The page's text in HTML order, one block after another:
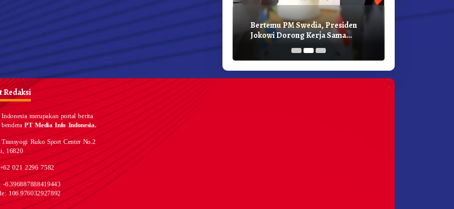
Bertemu PM Swedia, Presiden
Jokowi Dorong Kerja Sama
Pembangunan Hijau
Redaksi
Indonesia merupakan portal berita
benderaPT Media Info Indonesia.
Ruko Sport Center No.2
16820
021 2296 7582
-6.396887888419443
106.976032927892